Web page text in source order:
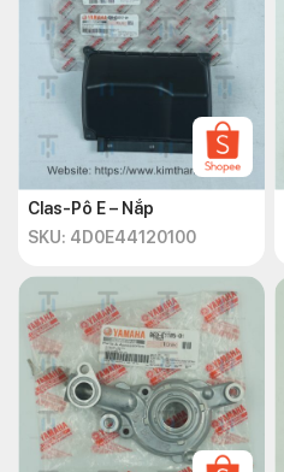
Clas-Pô E – Nắp
SKU: 4D0E44120100